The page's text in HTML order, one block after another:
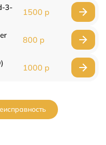
3-
1500 р
800 р
1000 р